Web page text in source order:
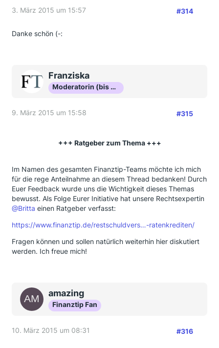
3. März 2015 um 15:57 #314
Danke schön (-:
Franziska
Moderatorin (bis Okt 16)
9. März 2015 um 15:58 #315
+++ Ratgeber zum Thema +++
Im Namen des gesamten Finanztip-Teams möchte ich mich
für die rege Anteilnahme an diesem Thread bedanken! Durch
Euer Feedback wurde uns die Wichtigkeit dieses Themas
bewusst. Als Folge Eurer Initiative hat unsere Rechtsexpertin
@Britta einen Ratgeber verfasst:
https://www.finanztip.de/restschuldvers…-ratenkrediten/
Fragen können und sollen natürlich weiterhin hier diskutiert
werden. Ich freue mich!
amazing
Finanztip Fan
10. März 2015 um 08:31 #316